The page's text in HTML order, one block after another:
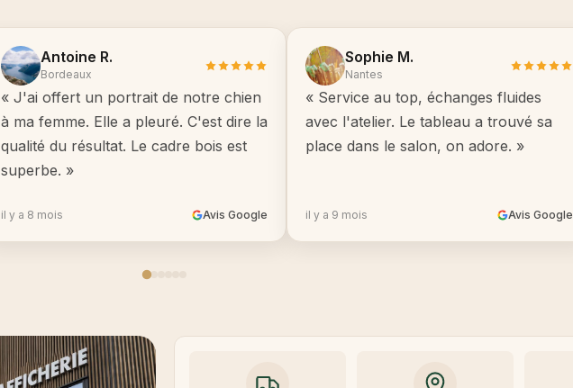
Antoine R.
Bordeaux
« J'ai offert un portrait de notre chien
à ma femme. Elle a pleuré. C'est dire la
qualité du résultat. Le cadre bois est
superbe. »
il y a 8 mois Avis Google
Sophie M.
Nantes
« Service au top, échanges fluides
avec l'atelier. Le tableau a trouvé sa
place dans le salon, on adore. »
il y a 9 mois Avis Google